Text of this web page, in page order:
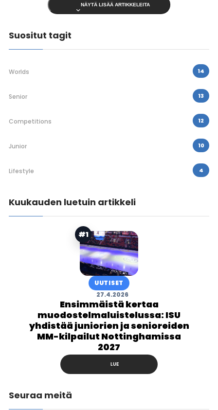
NÄYTÄ LISÄÄ ARTIKKELEITA
Suositut tagit
Worlds 14
Senior 13
Competitions 12
Junior 10
Lifestyle 4
Kuukauden luetuin artikkeli
#1
UUTISET
27.4.2026
Ensimmäistä kertaa
muodostelmaluistelussa: ISU
yhdistää juniorien ja senioreiden
MM-kilpailut Nottinghamissa
2027
LUE
Seuraa meitä